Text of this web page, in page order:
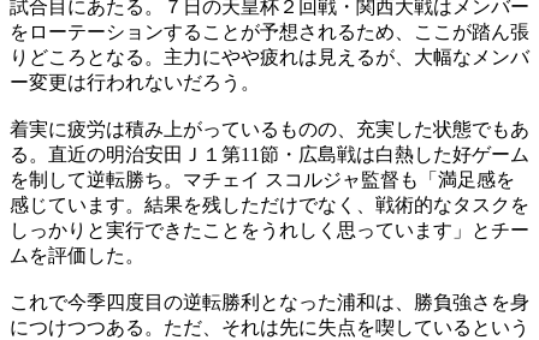
試合目にあたる。７日の天皇杯２回戦・関西大戦はメンバー
をローテーションすることが予想されるため、ここが踏ん張
りどころとなる。主力にやや疲れは見えるが、大幅なメンバ
ー変更は行われないだろう。
着実に疲労は積み上がっているものの、充実した状態でもあ
る。直近の明治安田Ｊ１第11節・広島戦は白熱した好ゲーム
を制して逆転勝ち。マチェイ スコルジャ監督も「満足感を
感じています。結果を残しただけでなく、戦術的なタスクを
しっかりと実行できたことをうれしく思っています」とチー
ムを評価した。
これで今季四度目の逆転勝利となった浦和は、勝負強さを身
につけつつある。ただ、それは先に失点を喫しているという